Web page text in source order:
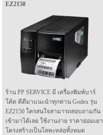
EZ2150
ร้าน PP SERVICE มี เครื่องพิมพ์บาร์
โค้ด ดีดีมาแนะนำทุกท่าน Godex รุ่น
EZ2150 ใครสนใจสามารถสอบถามกัน
เข้ามาได้เลย ใช้งานง่าย ราคาย่อมเยา
โครงสร้างเป็นโลหะหล่อทั้งหมด